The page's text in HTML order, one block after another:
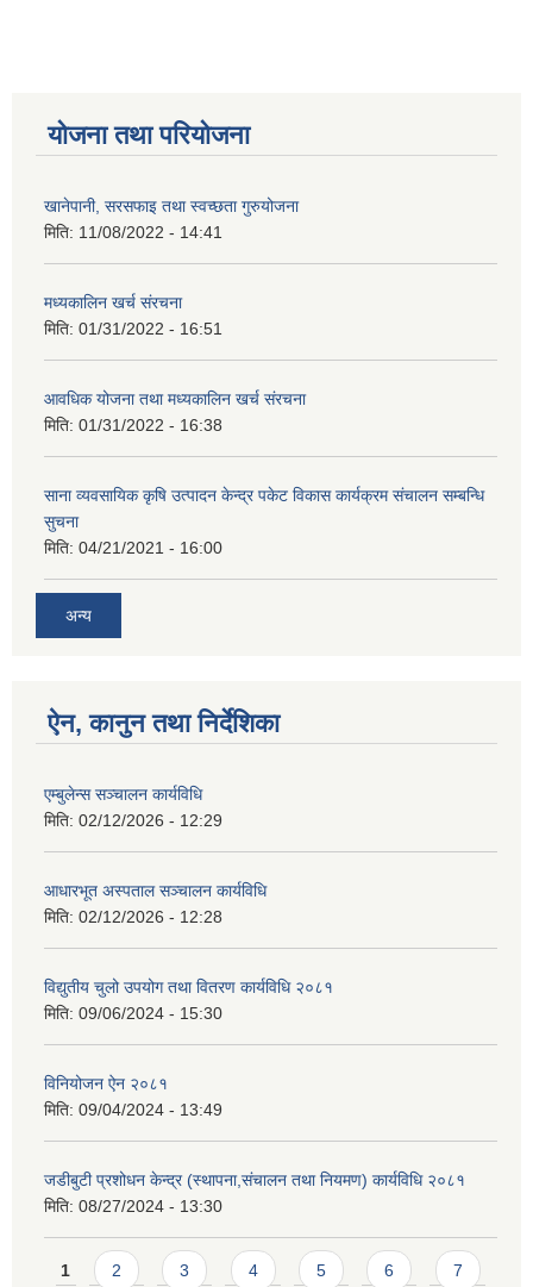
योजना तथा परियोजना
खानेपानी, सरसफाइ तथा स्वच्छता गुरुयोजना
मिति: 11/08/2022 - 14:41
मध्यकालिन खर्च संरचना
मिति: 01/31/2022 - 16:51
आवधिक योजना तथा मध्यकालिन खर्च संरचना
मिति: 01/31/2022 - 16:38
साना व्यवसायिक कृषि उत्पादन केन्द्र पकेट विकास कार्यक्रम संचालन सम्बन्धि
सुचना
मिति: 04/21/2021 - 16:00
अन्य
ऐन, कानुन तथा निर्देशिका
एम्बुलेन्स सञ्चालन कार्यविधि
मिति: 02/12/2026 - 12:29
आधारभूत अस्पताल सञ्चालन कार्यविधि
मिति: 02/12/2026 - 12:28
विद्युतीय चुलो उपयोग तथा वितरण कार्यविधि २०८१
मिति: 09/06/2024 - 15:30
विनियोजन ऐन २०८१
मिति: 09/04/2024 - 13:49
जडीबुटी प्रशोधन केन्द्र (स्थापना,संचालन तथा नियमण) कार्यविधि २०८१
मिति: 08/27/2024 - 13:30
Pages
1 2 3 4 5 6 7